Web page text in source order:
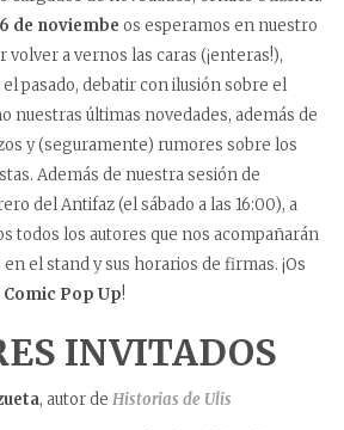
de noviembe os esperamos en nuestro
volver a vernos las caras (¡enteras!),
pasado, debatir con ilusión sobre el
nuestras últimas novedades, además de
y (seguramente) rumores sobre los
Además de nuestra sesión de
del Antifaz (el sábado a las 16:00), a
todos los autores que nos acompañarán
el stand y sus horarios de firmas. ¡Os
Pop Up!
INVITADOS
, autor de Historias de Ulis